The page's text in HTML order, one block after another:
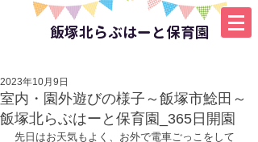
飯塚北らぶはーと保育園
室内・園外遊びの様子～飯塚市鯰田～
飯塚北らぶはーと保育園_365日開園
2023年10月9日
先日はお天気もよく、お外で電車ごっこをして